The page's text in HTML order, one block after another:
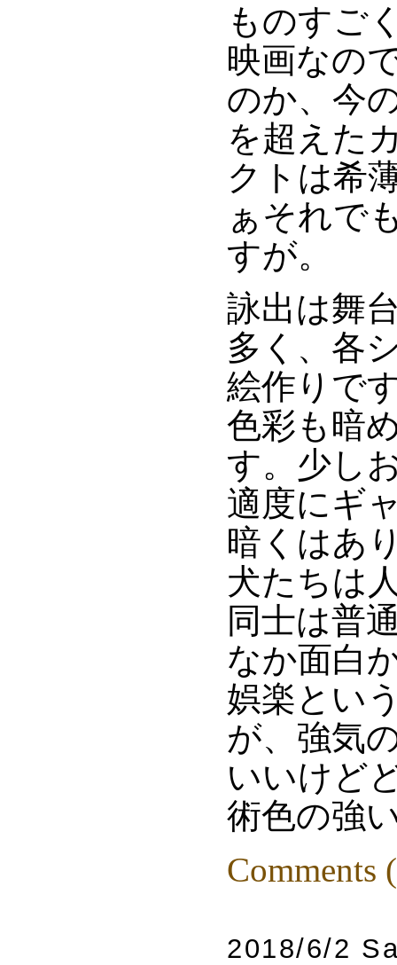
ものすご
映画なの
のか、今
を超えた
クトは希
ぁそれで
すが。
詠出は舞
多く、各
絵作りで
色彩も暗
す。少し
適度にギ
暗くはあ
犬たちは
同士は普
なか面白
娯楽とい
が、強気
いいけど
術色の強
Comments
2018/6/2